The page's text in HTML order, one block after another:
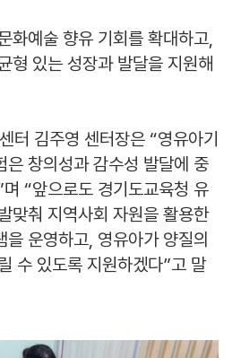
화예술 향유 기회를 확대하고,
형 있는 성장과 발달을 지원해
터 김주영 센터장은 “영유아기
은 창의성과 감수성 발달에 중
“앞으로도 경기도교육청 유
맞춰 지역사회 자원을 활용한
운영하고, 영유아가 양질의
수 있도록 지원하겠다”고 말